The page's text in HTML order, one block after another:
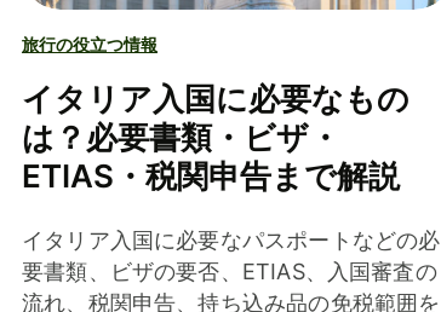
旅行の役立つ情報
イタリア入国に必要なもの
は？必要書類・ビザ・
ETIAS・税関申告まで解説
イタリア入国に必要なパスポートなどの必
要書類、ビザの要否、ETIAS、入国審査の
流れ、税関申告、持ち込み品の免税範囲を